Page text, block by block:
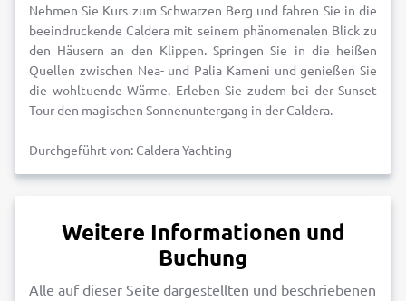
Nehmen Sie Kurs zum Schwarzen Berg und fahren Sie in die
beeindruckende Caldera mit seinem phänomenalen Blick zu
den Häusern an den Klippen. Springen Sie in die heißen
Quellen zwischen Nea- und Palia Kameni und genießen Sie
die wohltuende Wärme. Erleben Sie zudem bei der Sunset
Tour den magischen Sonnenuntergang in der Caldera.
Durchgeführt von: Caldera Yachting
Weitere Informationen und
Buchung
Alle auf dieser Seite dargestellten und beschriebenen